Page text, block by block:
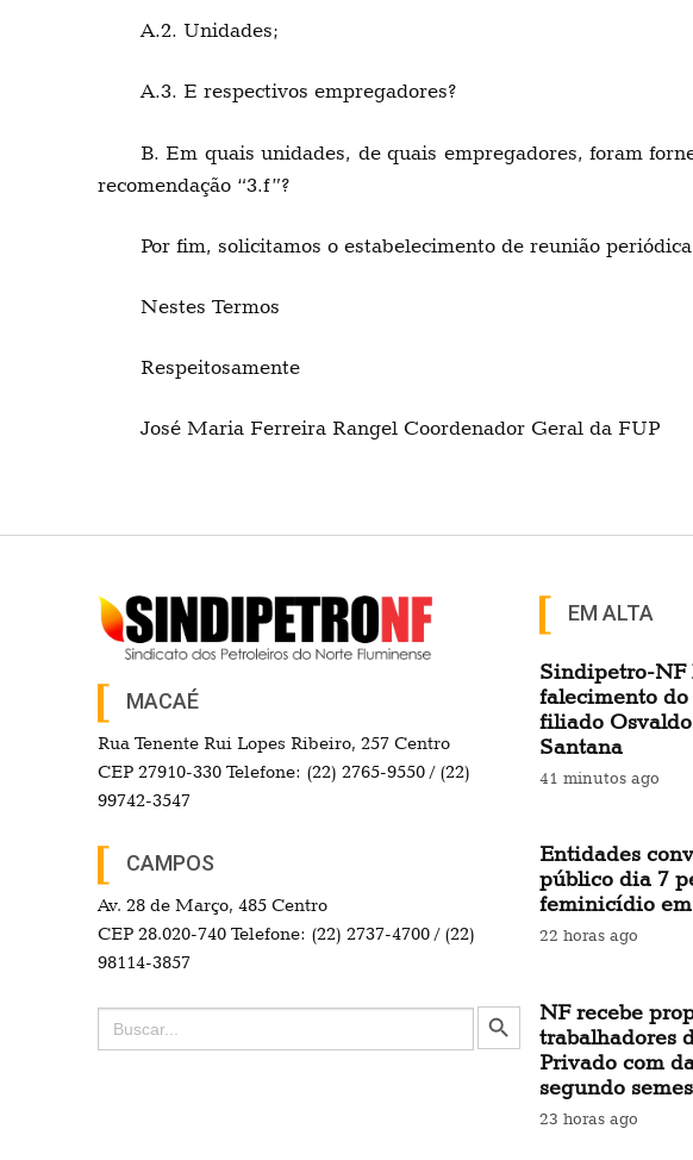
A.2. Unidades;
A.3. E respectivos empregadores?
B. Em quais unidades, de quais empregadores, foram
recomendação “3.f”?
Por fim, solicitamos o estabelecimento de reunião
Nestes Termos
Respeitosamente
José Maria Ferreira Rangel Coordenador Geral da FUP
MACAÉ
Rua Tenente Rui Lopes Ribeiro, 257 Centro
CEP 27910-330 Telefone: (22) 2765-9550 / (22)
99742-3547
CAMPOS
Av. 28 de Março, 485 Centro
CEP 28.020-740 Telefone: (22) 2737-4700 / (22)
98114-3857
Search
for:
Search Button
EM ALTA
Sindipetro-NF
falecimento do
filiado
Santana
41 minutos ago
Entidades
público dia 7
feminicídio
22 horas ago
NF recebe
trabalhadores
Privado com
segundo
23 horas ago